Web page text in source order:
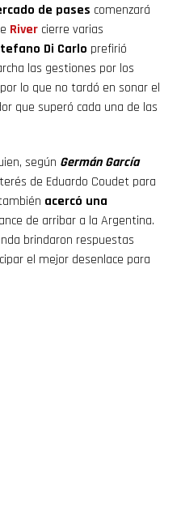
de pases comenzará
River cierre varias
Di Carlo prefirió
las gestiones por los
lo que no tardó en sonar el
que superó cada una de las
según Germán García
de Eduardo Coudet para
acercó una
de arribar a la Argentina.
brindaron respuestas
el mejor desenlace para